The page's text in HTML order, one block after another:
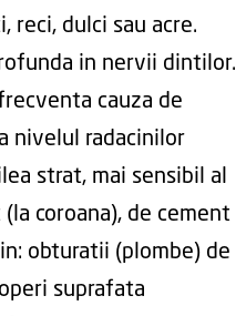
dulci sau acre.
in nervii dintilor.
cauza de
nivelul radacinilor
strat, mai sensibil al
coroana), de cement
obturatii (plombe) de
suprafata